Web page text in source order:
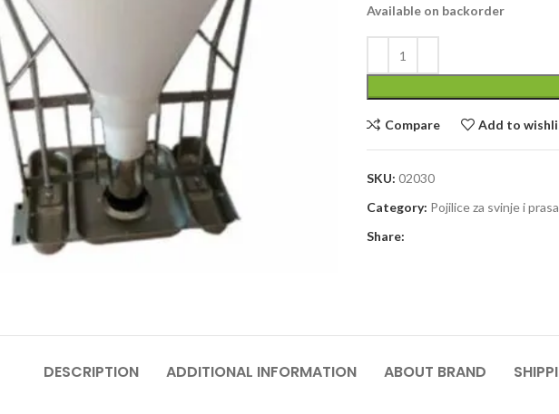
Available on backorder
Compare Add to
SKU: 02030
Category: Pojilice za svinje i
Share:
DESCRIPTION ADDITIONAL INFORMATION ABOUT BRAND